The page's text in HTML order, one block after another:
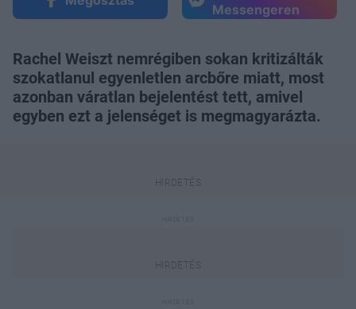
Messengeren
Rachel Weiszt nemrégiben sokan kritizálták
szokatlanul egyenletlen arcbőre miatt, most
azonban váratlan bejelentést tett, amivel
egyben ezt a jelenséget is megmagyarázta.